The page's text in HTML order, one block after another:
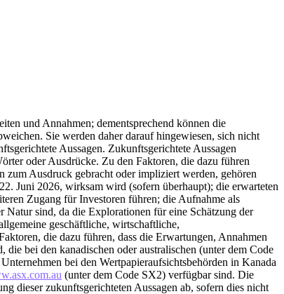
und Annahmen; dementsprechend können die
Sie werden daher darauf hingewiesen, sich nicht
Aussagen. Zukunftsgerichtete Aussagen
oder Ausdrücke. Zu den Faktoren, die dazu führen
zum Ausdruck gebracht oder impliziert werden, gehören
Juni 2026, wirksam wird (sofern überhaupt); die erwarteten
Zugang für Investoren führen; die Aufnahme als
sind, da die Explorationen für eine Schätzung der
geschäftliche, wirtschaftliche,
die dazu führen, dass die Erwartungen, Annahmen
bei den kanadischen oder australischen (unter dem Code
bei den Wertpapieraufsichtsbehörden in Kanada
(unter dem Code SX2) verfügbar sind. Die
dieser zukunftsgerichteten Aussagen ab, sofern dies nicht